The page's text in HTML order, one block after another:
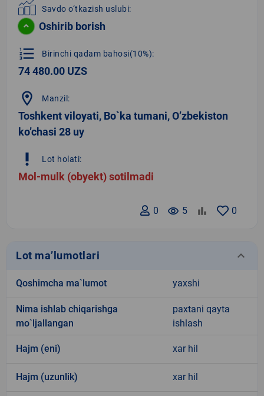
Savdo o‘tkazish uslubi:
Oshirib borish
format_list_numbered Birinchi qadam bahosi(10%):
74 480.00 UZS
location_on Manzil:
Toshkent viloyati, Bo`ka tumani, O’zbekiston
ko’chasi 28 uy
priority_high Lot holati:
Mol-mulk (obyekt) sotilmadi
0
remove_red_eye 5
0
Lot ma’lumotlari keyboard_arrow_down
Qoshimcha ma`lumot yaxshi
Nima ishlab chiqarishga
mo`ljallangan
paxtani qayta
ishlash
Hajm (eni) xar hil
Hajm (uzunlik) xar hil